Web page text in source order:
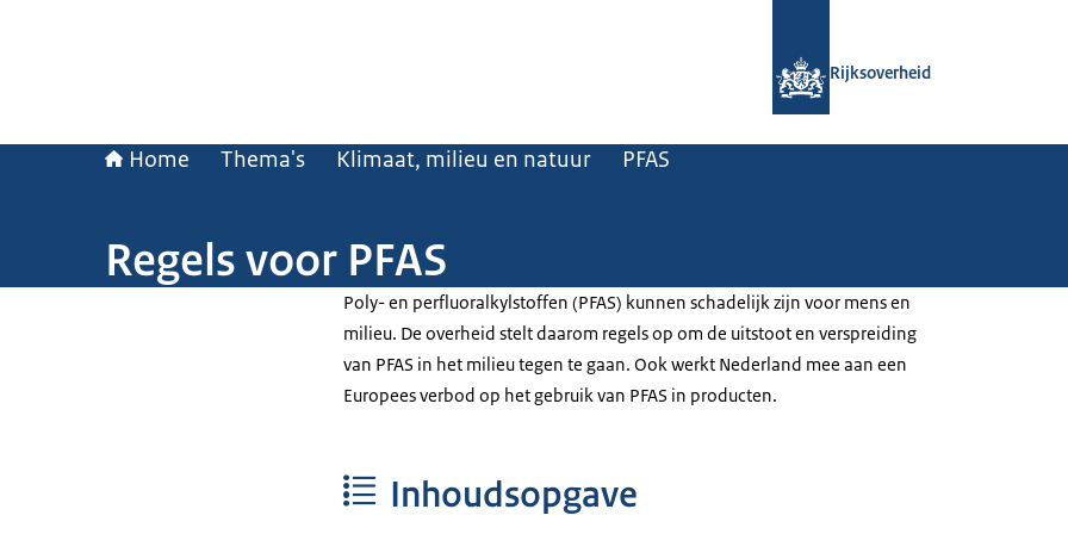
Rijksoverheid
Home Thema's Klimaat, milieu en natuur PFAS
Regels voor PFAS
Poly- en perfluoralkylstoffen (PFAS) kunnen schadelijk zijn voor mens en
milieu. De overheid stelt daarom regels op om de uitstoot en verspreiding
van PFAS in het milieu tegen te gaan. Ook werkt Nederland mee aan een
Europees verbod op het gebruik van PFAS in producten.
Inhoudsopgave